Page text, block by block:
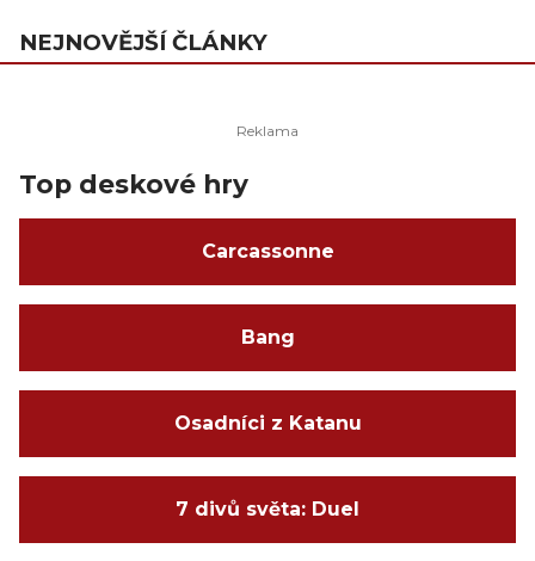
NEJNOVĚJŠÍ ČLÁNKY
Top deskové hry
Carcassonne
Bang
Osadníci z Katanu
7 divů světa: Duel